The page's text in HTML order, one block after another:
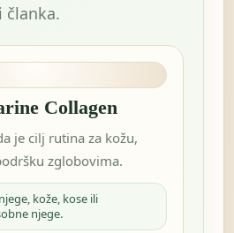
članka.
Collagen
je cilj rutina za kožu,
zglobovima.
kože, kose ili
njege.